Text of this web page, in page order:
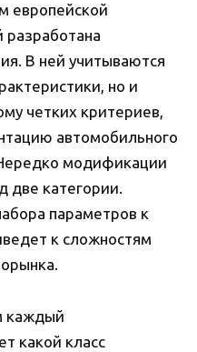
европейской
разработана
В ней учитываются
но и
четких критериев,
автомобильного
модификации
две категории.
параметров к
к сложностям
каждый
какой класс